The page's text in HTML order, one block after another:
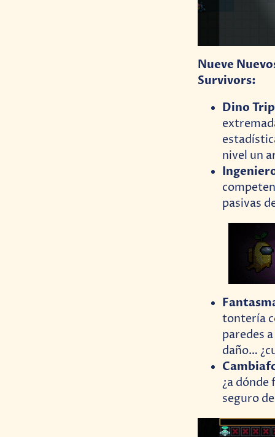
Nueve
Survivors:
Dino
nivel un
pasivas
tontería
paredes
daño…
¿a dónde
seguro